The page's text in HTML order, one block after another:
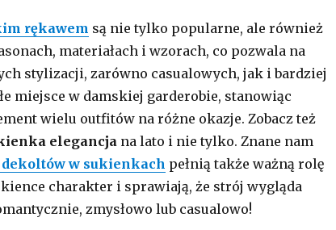
rękawem są nie tylko popularne, ale również
materiałach i wzorach, co pozwala na
stylizacji, zarówno casualowych, jak i bardziej
miejsce w damskiej garderobie, stanowiąc
wielu outfitów na różne okazje. Zobacz też
elegancjana lato i nie tylko. Znane nam
dekoltów w sukienkach pełnią także ważną rolę
charakter i sprawiają, że strój wygląda
zmysłowo lub casualowo!